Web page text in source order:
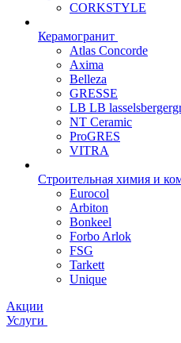
CORKSTYLE
Керамогранит
Atlas Concorde
Axima
Belleza
GRESSE
LB LB
NT Ceramic
ProGRES
VITRA
Строительная химия и
Eurocol
Arbiton
Bonkeel
Forbo Arlok
FSG
Tarkett
Unique
Акции
Услуги